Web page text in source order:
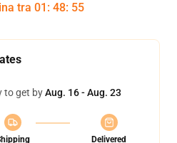
tra 01 : 48: 54
to get byAug. 16 - Aug. 23
Delivered